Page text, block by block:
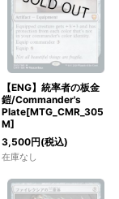
【ENG】統率者の板金
鎧/Commander's
Plate[MTG_CMR_305
M]
3,500円(税込)
在庫なし